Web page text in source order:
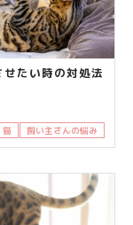
たい時の対処法
猫 飼い主さんの悩み